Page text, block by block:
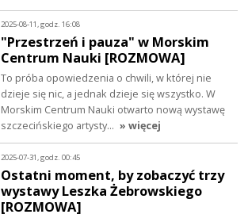
2025-08-11, godz. 16:08
"Przestrzeń i pauza" w Morskim
Centrum Nauki [ROZMOWA]
To próba opowiedzenia o chwili, w której nie
dzieje się nic, a jednak dzieje się wszystko. W
Morskim Centrum Nauki otwarto nową wystawę
szczecińskiego artysty… » więcej
2025-07-31, godz. 00:45
Ostatni moment, by zobaczyć trzy
wystawy Leszka Żebrowskiego
[ROZMOWA]